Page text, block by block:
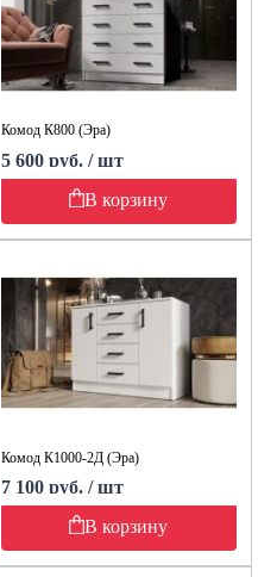
Комод К800 (Эра)
5 600 руб. / шт
В корзину
Комод К1000-2Д (Эра)
7 100 руб. / шт
В корзину